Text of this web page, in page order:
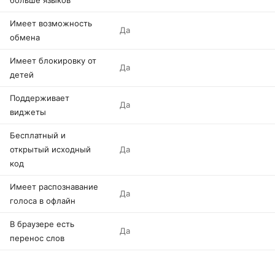
Имеет возможность
обмена
Да
Имеет блокировку от
детей
Да
Поддерживает
виджеты
Да
Бесплатный и
открытый исходный
код
Да
Имеет распознавание
голоса в офлайн
Да
В браузере есть
перенос слов
Да